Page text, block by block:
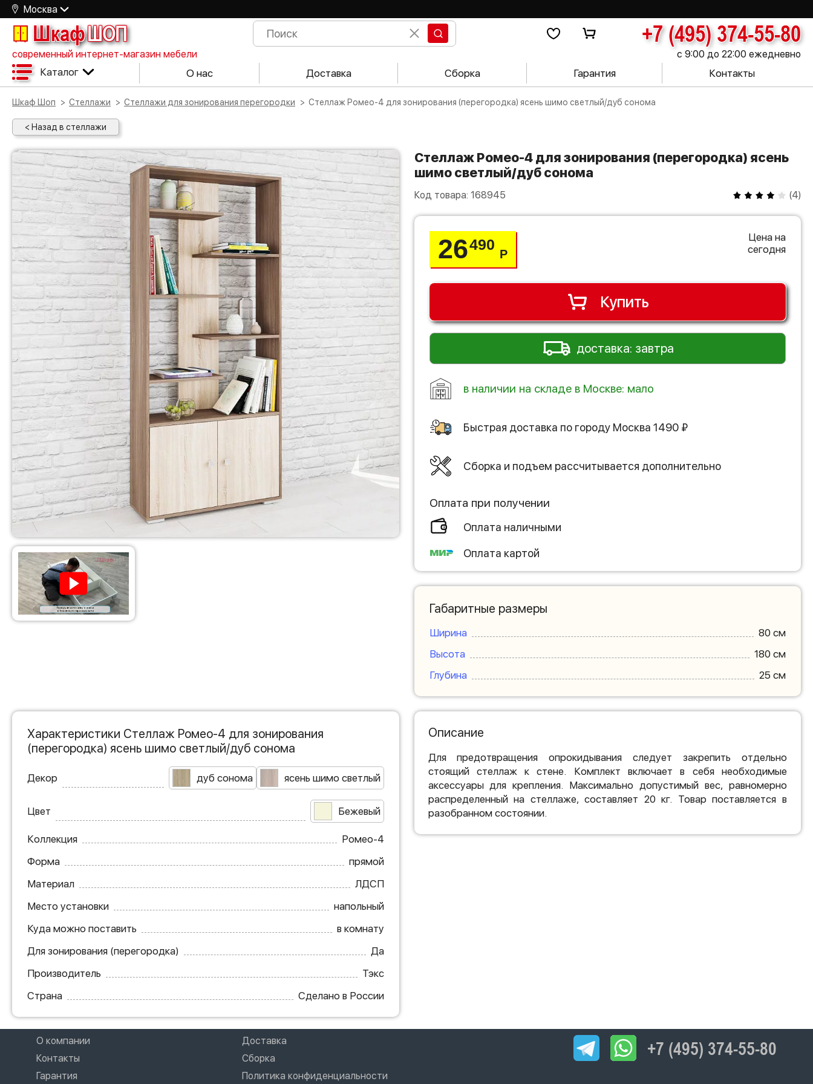
Москва
ШкафШОП +7 (495) 374-55-80
современный интернет-магазин мебели с 9:00 до 22:00 ежедневно
Каталог О нас Доставка Сборка Гарантия Контакты
Шкаф Шоп Стеллажи Стеллажи для зонирования перегородки Стеллаж Ромео-4 для зонирования (перегородка) ясень шимо светлый/дуб сонома
< Назад в стеллажи
Стеллаж Ромео-4 для зонирования (перегородка) ясень
шимо светлый/дуб сонома
Код товара: 168945 (4)
26490
Р
Цена на
сегодня
Купить
доставка: завтра
в наличии на складе в Москве: мало
Быстрая доставка по городу Москва 1490 ₽
Сборка и подъем рассчитывается дополнительно
Оплата при получении
Оплата наличными
Оплата картой
Габаритные размеры
Ширина
80 см
Высота
180 см
Глубина
25 см
Характеристики Стеллаж Ромео-4 для зонирования
(перегородка) ясень шимо светлый/дуб сонома
Декор дуб сонома ясень шимо светлый
Цвет Бежевый
Коллекция
Ромео-4
Форма
прямой
Материал
ЛДСП
Место установки
напольный
Куда можно поставить
в комнату
Для зонирования (перегородка)
Да
Производитель
Тэкс
Страна
Сделано в России
Описание
Для предотвращения опрокидывания следует закрепить отдельно
стоящий стеллаж к стене. Комплект включает в себя необходимые
аксессуары для крепления. Максимально допустимый вес, равномерно
распределенный на стеллаже, составляет 20 кг. Товар поставляется в
разобранном состоянии.
О компании
Доставка
Контакты
Сборка
Гарантия
Политика конфиденциальности
+7 (495) 374-55-80